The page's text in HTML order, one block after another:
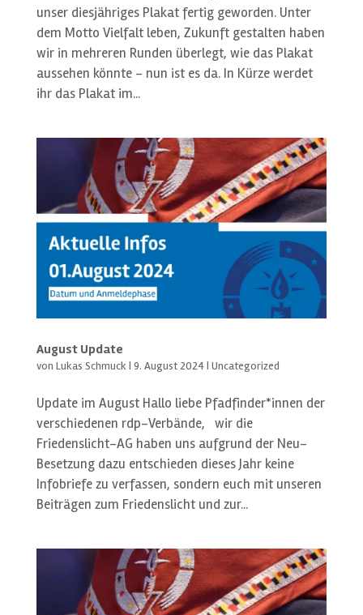
unser diesjähriges Plakat fertig geworden. Unter
dem Motto Vielfalt leben, Zukunft gestalten haben
wir in mehreren Runden überlegt, wie das Plakat
aussehen könnte – nun ist es da. In Kürze werdet
ihr das Plakat im...
August Update
von Lukas Schmuck| 9. August 2024| Uncategorized
Update im August Hallo liebe Pfadfinder*innen der
verschiedenen rdp-Verbände, wir die
Friedenslicht-AG haben uns aufgrund der Neu-
Besetzung dazu entschieden dieses Jahr keine
Infobriefe zu verfassen, sondern euch mit unseren
Beiträgen zum Friedenslicht und zur...